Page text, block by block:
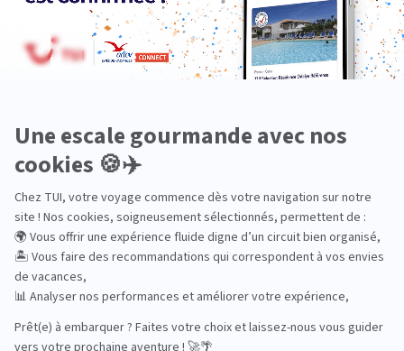
Adult only
Bien-être
Circuits privés
City Trips